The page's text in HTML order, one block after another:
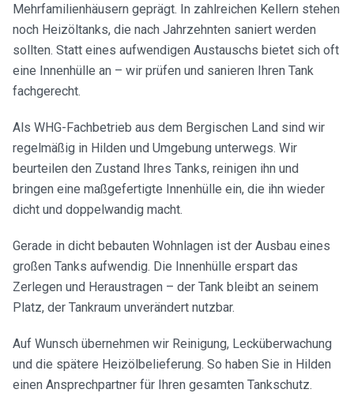
Mehrfamilienhäusern geprägt. In zahlreichen Kellern stehen
noch Heizöltanks, die nach Jahrzehnten saniert werden
sollten. Statt eines aufwendigen Austauschs bietet sich oft
eine Innenhülle an – wir prüfen und sanieren Ihren Tank
fachgerecht.
Als WHG-Fachbetrieb aus dem Bergischen Land sind wir
regelmäßig in Hilden und Umgebung unterwegs. Wir
beurteilen den Zustand Ihres Tanks, reinigen ihn und
bringen eine maßgefertigte Innenhülle ein, die ihn wieder
dicht und doppelwandig macht.
Gerade in dicht bebauten Wohnlagen ist der Ausbau eines
großen Tanks aufwendig. Die Innenhülle erspart das
Zerlegen und Heraustragen – der Tank bleibt an seinem
Platz, der Tankraum unverändert nutzbar.
Auf Wunsch übernehmen wir Reinigung, Lecküberwachung
und die spätere Heizölbelieferung. So haben Sie in Hilden
einen Ansprechpartner für Ihren gesamten Tankschutz.